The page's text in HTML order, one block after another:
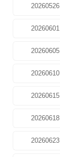
20260526
20260601
20260605
20260610
20260615
20260618
20260623